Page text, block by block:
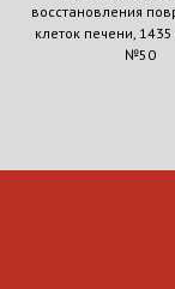
восстановления
клеток печени,
№50